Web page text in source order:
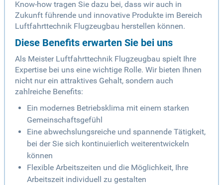
Know-how tragen Sie dazu bei, dass wir auch in
Zukunft führende und innovative Produkte im Bereich
Luftfahrttechnik Flugzeugbau herstellen können.
Diese Benefits erwarten Sie bei uns
Als Meister Luftfahrttechnik Flugzeugbau spielt Ihre
Expertise bei uns eine wichtige Rolle. Wir bieten Ihnen
nicht nur ein attraktives Gehalt, sondern auch
zahlreiche Benefits:
Ein modernes Betriebsklima mit einem starken
Gemeinschaftsgefühl
Eine abwechslungsreiche und spannende Tätigkeit,
bei der Sie sich kontinuierlich weiterentwickeln
können
Flexible Arbeitszeiten und die Möglichkeit, Ihre
Arbeitszeit individuell zu gestalten